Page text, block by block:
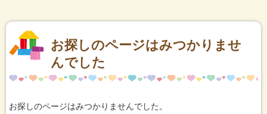
容
お探しのページはみつかりませ
んでした
お探しのページはみつかりませんでした。